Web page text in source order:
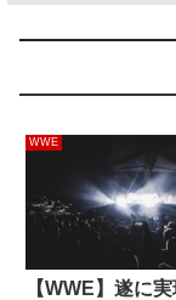
WWE
【WWE】遂に